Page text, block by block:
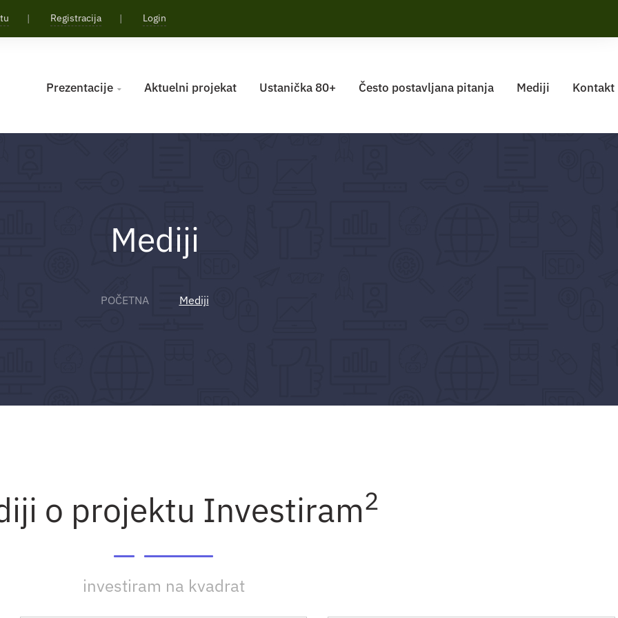
Registracija Login
Prezentacije  Aktuelni projekat Ustanička 80+ Često postavljana pitanja Mediji Kontakt
Mediji
POČETNA Mediji
o projektu Investiram2
investiram na kvadrat